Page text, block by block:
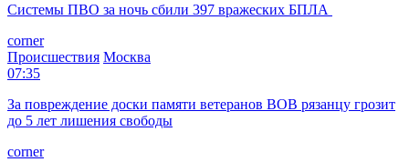
Системы ПВО за ночь сбили 397 вражеских БПЛА
corner
Происшествия Москва
07:35
За повреждение доски памяти ветеранов ВОВ рязанцу грозит
до 5 лет лишения свободы
corner